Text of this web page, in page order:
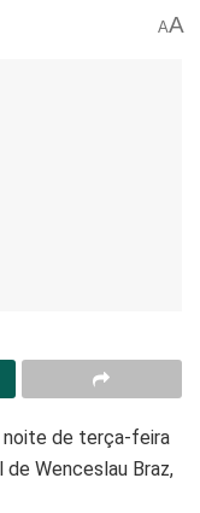
AA
noite de terça-feira
Wenceslau Braz,